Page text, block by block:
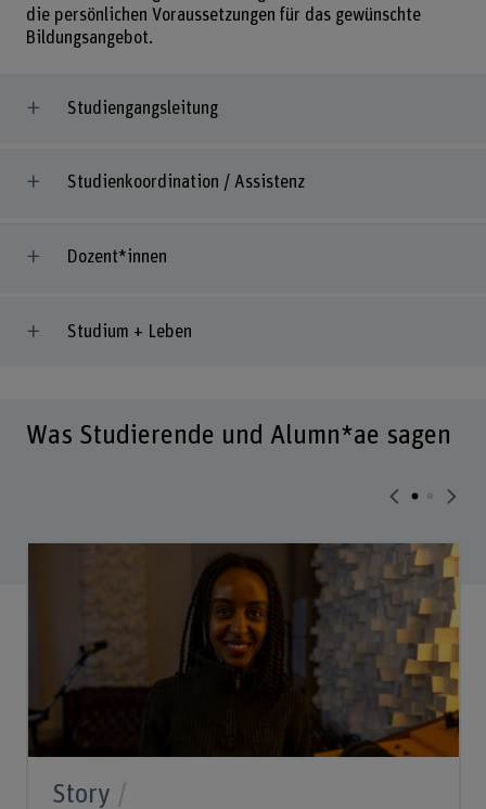
die persönlichen Voraussetzungen für das gewünschte
Bildungsangebot.
Studiengangsleitung
Studienkoordination / Assistenz
Dozent*innen
Studium + Leben
Was Studierende und Alumn*ae sagen
Story